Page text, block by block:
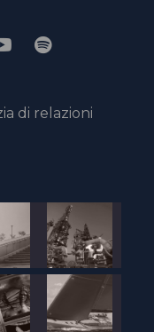
di relazioni